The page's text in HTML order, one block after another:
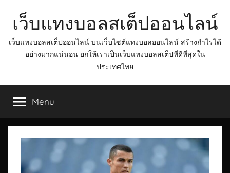
content
เว็บแทงบอลสเต็ปออนไลน์
เว็บแทงบอลสเต็ปออนไลน์ บนเว็บไซต์แทงบอลออนไลน์ สร้างกำไรได้
อย่างมากแน่นอน ยกให้เราเป็นเว็บแทงบอลสเต็ปที่ดีที่สุดใน
ประเทศไทย
Menu